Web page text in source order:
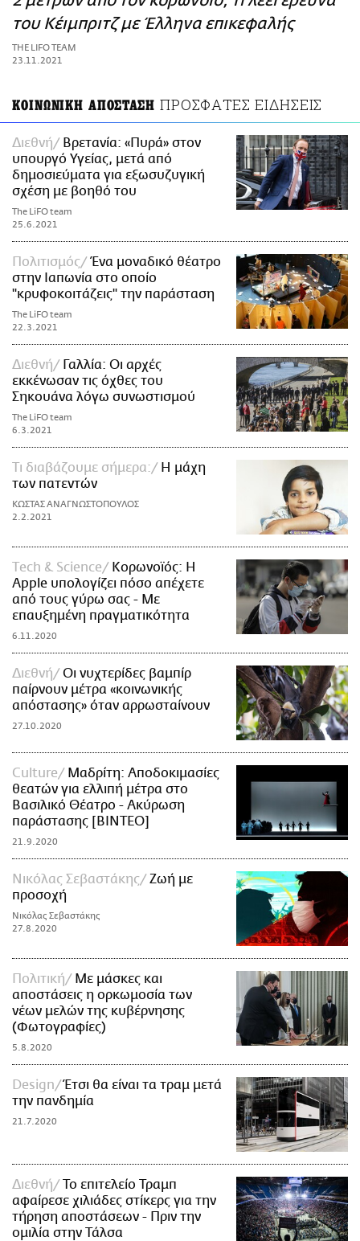
ΑΜΠΑ
PRINT
του Κέιμπριτζ με Έλληνα επικεφαλής
THE LIFO TEAM
23.11.2021
ΚΟΙΝΩΝΙΚΗ ΑΠΟΣΤΑΣΗ ΠΡΟΣΦΑΤΕΣ ΕΙΔΗΣΕΙΣ
Διεθνή
Βρετανία: «Πυρά» στον
υπουργό Υγείας, μετά από
δημοσιεύματα για εξωσυζυγική
σχέση με βοηθό του
The LiFO team
25.6.2021
Πολιτισμός
Ένα μοναδικό θέατρο
στην Ιαπωνία στο οποίο
"κρυφοκοιτάζεις" την παράσταση
The LiFO team
22.3.2021
Διεθνή
Γαλλία: Οι αρχές
εκκένωσαν τις όχθες του
Σηκουάνα λόγω συνωστισμού
The LiFO team
6.3.2021
Τι διαβάζουμε σήμερα:
Η μάχη
των πατεντών
ΚΩΣΤΑΣ ΑΝΑΓΝΩΣΤΟΠΟΥΛΟΣ
2.2.2021
Τech & Science
Κορωνοϊός: Η
Apple υπολογίζει πόσο απέχετε
από τους γύρω σας - Με
επαυξημένη πραγματικότητα
6.11.2020
Διεθνή
Οι νυχτερίδες βαμπίρ
παίρνουν μέτρα «κοινωνικής
απόστασης» όταν αρρωσταίνουν
27.10.2020
Culture
Μαδρίτη: Αποδοκιμασίες
θεατών για ελλιπή μέτρα στο
Βασιλικό Θέατρο - Ακύρωση
παράστασης [ΒΙΝΤΕΟ]
21.9.2020
Νικόλας Σεβαστάκης
Ζωή με
προσοχή
Νικόλας Σεβαστάκης
27.8.2020
Πολιτική
Με μάσκες και
αποστάσεις η ορκωμοσία των
νέων μελών της κυβέρνησης
(Φωτογραφίες)
5.8.2020
Design
Έτσι θα είναι τα τραμ μετά
την πανδημία
21.7.2020
Διεθνή
Το επιτελείο Τραμπ
αφαίρεσε χιλιάδες στίκερς για την
τήρηση αποστάσεων - Πριν την
ομιλία στην Τάλσα